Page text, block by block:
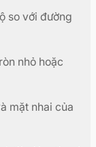
so với đường
nhỏ hoặc
mặt nhai của